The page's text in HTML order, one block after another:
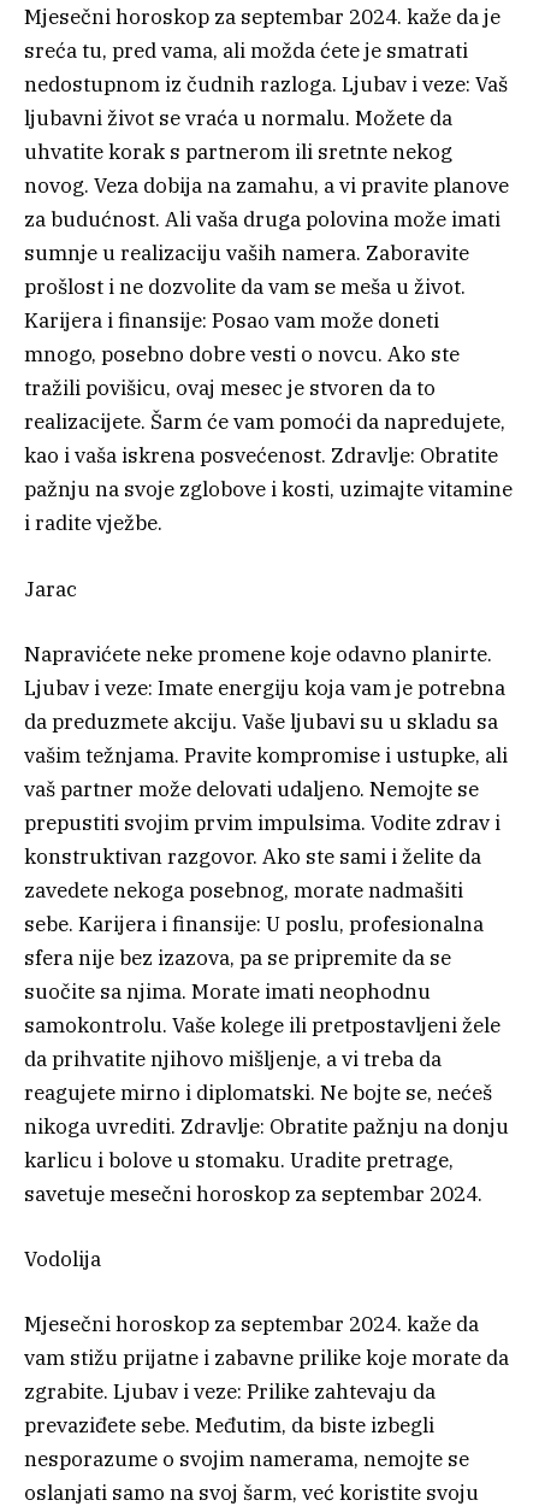
Mjesečni horoskop za septembar 2024. kaže da je
sreća tu, pred vama, ali možda ćete je smatrati
nedostupnom iz čudnih razloga. Ljubav i veze: Vaš
ljubavni život se vraća u normalu. Možete da
uhvatite korak s partnerom ili sretnte nekog
novog. Veza dobija na zamahu, a vi pravite planove
za budućnost. Ali vaša druga polovina može imati
sumnje u realizaciju vaših namera. Zaboravite
prošlost i ne dozvolite da vam se meša u život.
Karijera i finansije: Posao vam može doneti
mnogo, posebno dobre vesti o novcu. Ako ste
tražili povišicu, ovaj mesec je stvoren da to
realizacijete. Šarm će vam pomoći da napredujete,
kao i vaša iskrena posvećenost. Zdravlje: Obratite
pažnju na svoje zglobove i kosti, uzimajte vitamine
i radite vježbe.
Jarac
Napravićete neke promene koje odavno planirte.
Ljubav i veze: Imate energiju koja vam je potrebna
da preduzmete akciju. Vaše ljubavi su u skladu sa
vašim težnjama. Pravite kompromise i ustupke, ali
vaš partner može delovati udaljeno. Nemojte se
prepustiti svojim prvim impulsima. Vodite zdrav i
konstruktivan razgovor. Ako ste sami i želite da
zavedete nekoga posebnog, morate nadmašiti
sebe. Karijera i finansije: U poslu, profesionalna
sfera nije bez izazova, pa se pripremite da se
suočite sa njima. Morate imati neophodnu
samokontrolu. Vaše kolege ili pretpostavljeni žele
da prihvatite njihovo mišljenje, a vi treba da
reagujete mirno i diplomatski. Ne bojte se, nećeš
nikoga uvrediti. Zdravlje: Obratite pažnju na donju
karlicu i bolove u stomaku. Uradite pretrage,
savetuje mesečni horoskop za septembar 2024.
Vodolija
Mjesečni horoskop za septembar 2024. kaže da
vam stižu prijatne i zabavne prilike koje morate da
zgrabite. Ljubav i veze: Prilike zahtevaju da
prevaziđete sebe. Međutim, da biste izbegli
nesporazume o svojim namerama, nemojte se
oslanjati samo na svoj šarm, već koristite svoju